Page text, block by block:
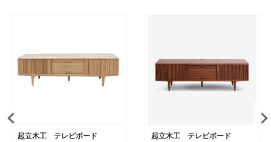
起立木工 テレビボード
起立木工 テレビボード